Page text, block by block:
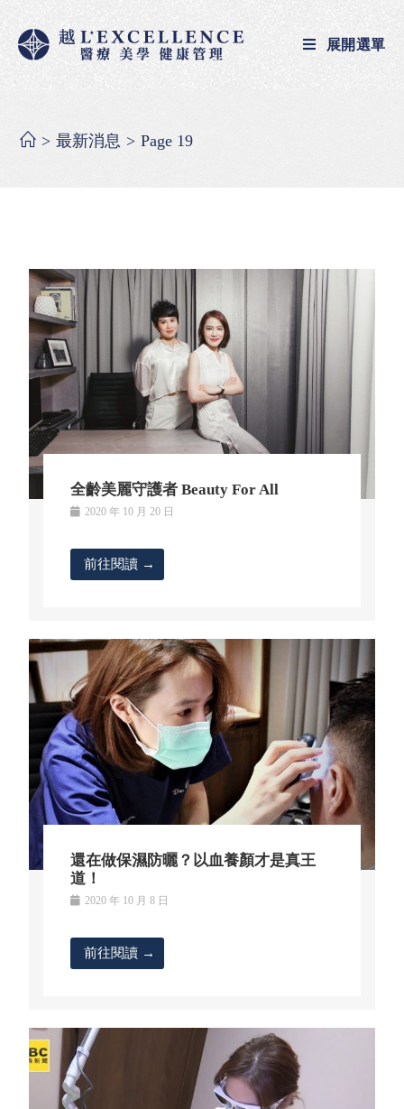
展開選單
> 最新消息 > Page 19
全齡美麗守護者 Beauty For All
2020 年 10 月 20 日
前往閱讀 →
還在做保濕防曬？以血養顏才是真王
道！
2020 年 10 月 8 日
前往閱讀 →